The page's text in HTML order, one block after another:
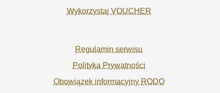
Wykorzystaj VOUCHER
Regulamin serwisu
Polityka Prywatności
Obowiązek informacyjny RODO